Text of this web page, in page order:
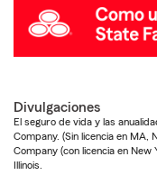
Divulgaciones
El seguro de vida y las
Company. (Sin licencia en MA,
Company (con licencia en New
Illinois.